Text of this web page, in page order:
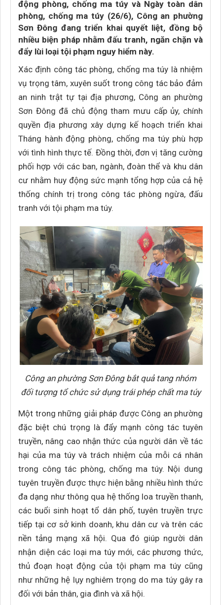
động phòng, chống ma túy và Ngày toàn dân
phòng, chống ma túy (26/6), Công an phường
Sơn Đông đang triển khai quyết liệt, đồng bộ
nhiều biện pháp nhằm đấu tranh, ngăn chặn và
đẩy lùi loại tội phạm nguy hiểm này.
Xác định công tác phòng, chống ma túy là nhiệm
vụ trọng tâm, xuyên suốt trong công tác bảo đảm
an ninh trật tự tại địa phương, Công an phường
Sơn Đông đã chủ động tham mưu cấp ủy, chính
quyền địa phương xây dựng kế hoạch triển khai
Tháng hành động phòng, chống ma túy phù hợp
với tình hình thực tế. Đồng thời, đơn vị tăng cường
phối hợp với các ban, ngành, đoàn thể và khu dân
cư nhằm huy động sức mạnh tổng hợp của cả hệ
thống chính trị trong công tác phòng ngừa, đấu
tranh với tội phạm ma túy.
Công an phường Sơn Đông bắt quả tang nhóm
đối tượng tổ chức sử dụng trái phép chất ma túy
Một trong những giải pháp được Công an phường
đặc biệt chú trọng là đẩy mạnh công tác tuyên
truyền, nâng cao nhận thức của người dân về tác
hại của ma túy và trách nhiệm của mỗi cá nhân
trong công tác phòng, chống ma túy. Nội dung
tuyên truyền được thực hiện bằng nhiều hình thức
đa dạng như thông qua hệ thống loa truyền thanh,
các buổi sinh hoạt tổ dân phố, tuyên truyền trực
tiếp tại cơ sở kinh doanh, khu dân cư và trên các
nền tảng mạng xã hội. Qua đó giúp người dân
nhận diện các loại ma túy mới, các phương thức,
thủ đoạn hoạt động của tội phạm ma túy cũng
như những hệ lụy nghiêm trọng do ma túy gây ra
đối với bản thân, gia đình và xã hội.